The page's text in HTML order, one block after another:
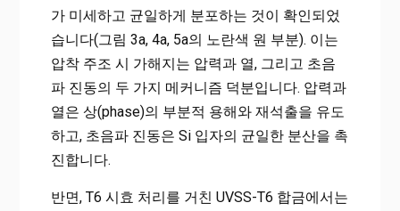
가 미세하고 균일하게 분포하는 것이 확인되었
습니다(그림 3a, 4a, 5a의 노란색 원 부분). 이는
압착 주조 시 가해지는 압력과 열, 그리고 초음
파 진동의 두 가지 메커니즘 덕분입니다. 압력과
열은 상(phase)의 부분적 용해와 재석출을 유도
하고, 초음파 진동은 Si 입자의 균일한 분산을 촉
진합니다.
반면, T6 시효 처리를 거친 UVSS-T6 합금에서는